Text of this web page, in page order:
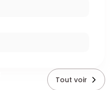
Tout voir